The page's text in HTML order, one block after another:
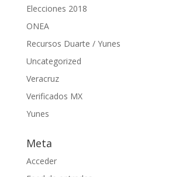
Elecciones 2018
ONEA
Recursos Duarte / Yunes
Uncategorized
Veracruz
Verificados MX
Yunes
Meta
Acceder